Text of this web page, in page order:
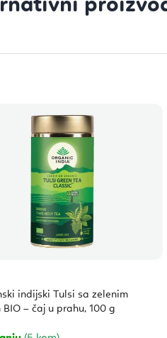
indijski Tulsi sa zelenim
BIO – čaj u prahu, 100 g